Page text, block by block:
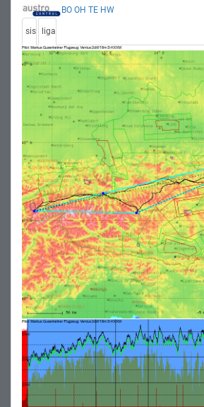
BO OH TE HW
sis liga